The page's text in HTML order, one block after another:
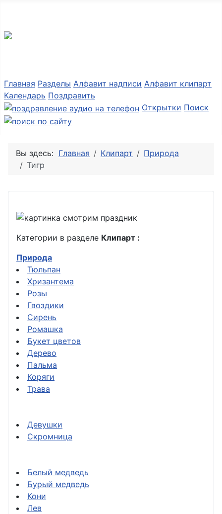
Главная Разделы Алфавит надписи Алфавит клипарт
Календарь Поздравить
Открытки Поиск
Вы здесь: Главная Клипарт
Природа
Тигр
Категории в разделе Клипарт :
Природа
Тюльпан
Хризантема
Розы
Гвоздики
Сирень
Ромашка
Букет цветов
Дерево
Пальма
Коряги
Трава
Девушки
Скромница
Белый медведь
Бурый медведь
Кони
Лев